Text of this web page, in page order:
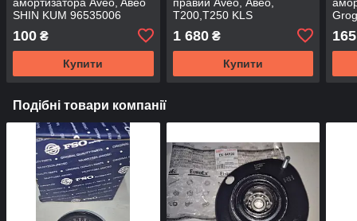
SHIN KUM 96535006
100 ₴
Купити
T200,T250 KLS
1 680₴
Купити
165
Подібні товари компанії